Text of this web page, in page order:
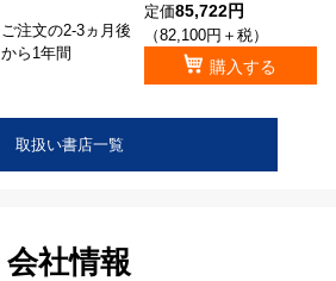
ご注文の2-3ヵ月後
から1年間
定価85,722円
（82,100円＋税）
購入する
取扱い書店一覧
会社情報